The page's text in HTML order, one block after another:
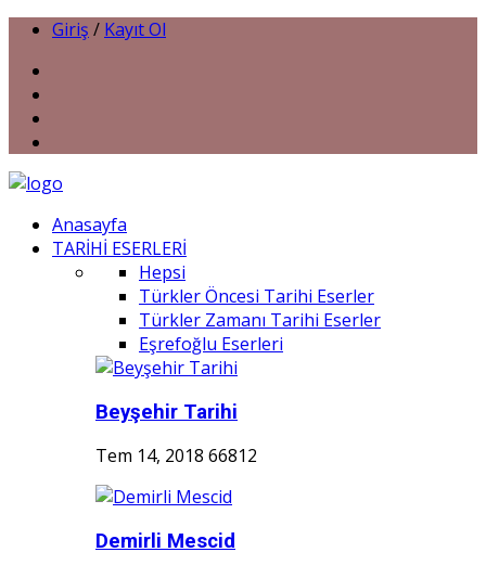
Giriş / Kayıt Ol
Anasayfa
TARİHİ ESERLERİ
Hepsi
Türkler Öncesi Tarihi Eserler
Türkler Zamanı Tarihi Eserler
Eşrefoğlu Eserleri
Beyşehir Tarihi
Tem 14, 2018 66812
Demirli Mescid